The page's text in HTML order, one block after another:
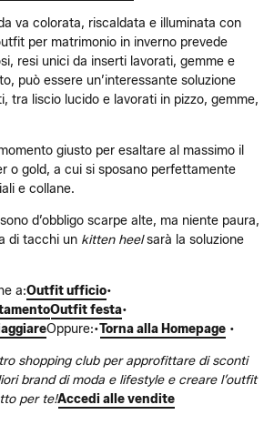
va colorata, riscaldata e illuminata con
per matrimonio in inverno prevede
resi unici da inserti lavorati, gemme e
può essere un’interessante soluzione
tra liscio lucido e lavorati in pizzo, gemme,
giusto per esaltare al massimo il
o gold, a cui si sposano perfettamente
e collane.
d’obbligo scarpe alte, ma niente paura,
di tacchi un kitten heelsarà la soluzione
a:Outfit ufficio•
Outfit festa•
Oppure:•Torna alla Homepage •
shopping club per approfittare di sconti
brand di moda e lifestyle e creare l’outfit
per te!Accedi alle vendite